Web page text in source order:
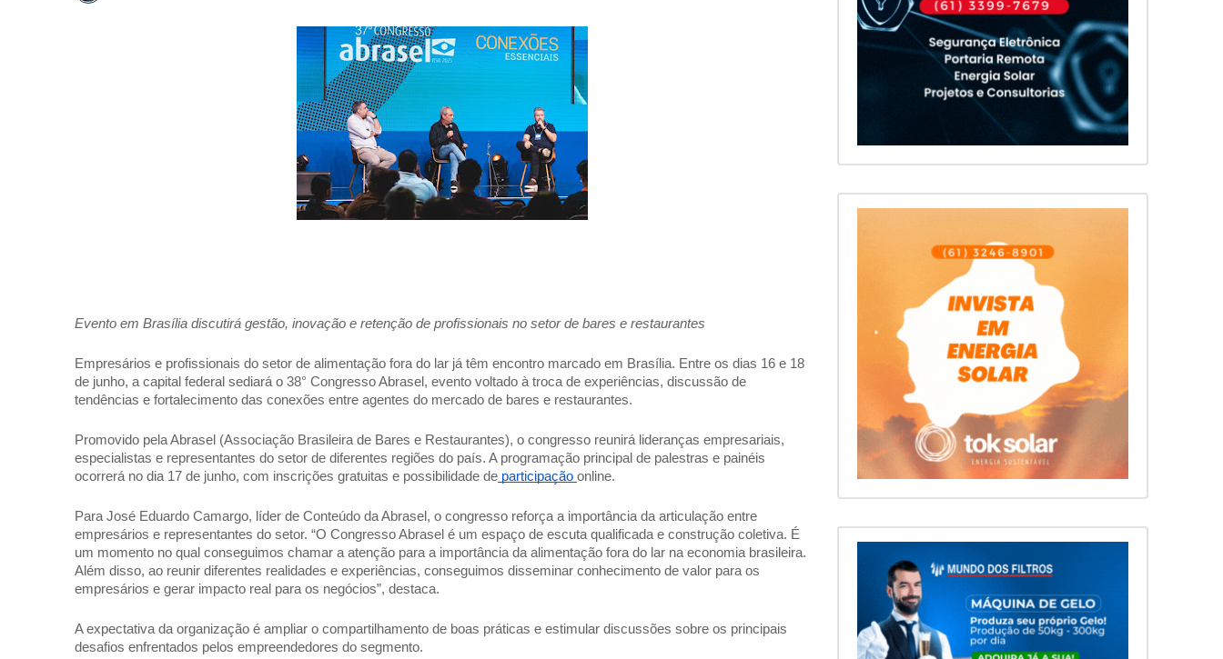
Evento em Brasília discutirá gestão, inovação e retenção de profissionais no setor de bares e restaurantes
Empresários e profissionais do setor de alimentação fora do lar já têm encontro marcado em Brasília. Entre os dias 16 e 18
de junho, a capital federal sediará o 38° Congresso Abrasel, evento voltado à troca de experiências, discussão de
tendências e fortalecimento das conexões entre agentes do mercado de bares e restaurantes.
Promovido pela Abrasel (Associação Brasileira de Bares e Restaurantes), o congresso reunirá lideranças empresariais,
especialistas e representantes do setor de diferentes regiões do país. A programação principal de palestras e painéis
ocorrerá no dia 17 de junho, com inscrições gratuitas e possibilidade de participação online.
Para José Eduardo Camargo, líder de Conteúdo da Abrasel, o congresso reforça a importância da articulação entre
empresários e representantes do setor. “O Congresso Abrasel é um espaço de escuta qualificada e construção coletiva. É
um momento no qual conseguimos chamar a atenção para a importância da alimentação fora do lar na economia brasileira.
Além disso, ao reunir diferentes realidades e experiências, conseguimos disseminar conhecimento de valor para os
empresários e gerar impacto real para os negócios”, destaca.
A expectativa da organização é ampliar o compartilhamento de boas práticas e estimular discussões sobre os principais
desafios enfrentados pelos empreendedores do segmento.